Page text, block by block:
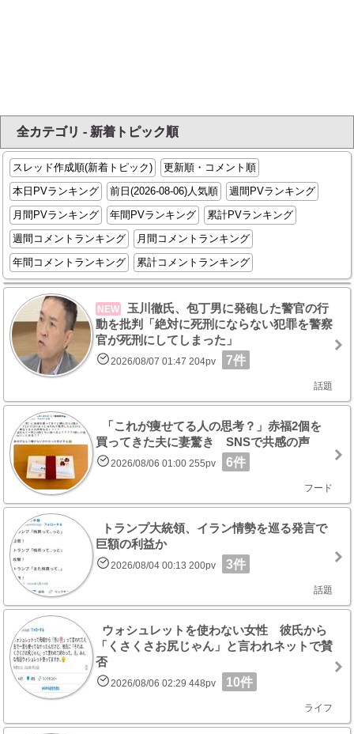
全カテゴリ - 新着トピック順
スレッド作成順(新着トピック)
更新順・コメント順
本日PVランキング
前日(2026-08-06)人気順
週間PVランキング
月間PVランキング
年間PVランキング
累計PVランキング
週間コメントランキング
月間コメントランキング
年間コメントランキング
累計コメントランキング
NEW
玉川徹氏、包丁男に発砲した警官の行
動を批判「絶対に死刑にならない犯罪を警察
官が死刑にしてしまった」
2026/08/07 01:47 204pv 7件
話題
「これが痩せてる人の思考？」赤福2個を
買ってきた夫に妻驚き SNSで共感の声
2026/08/06 01:00 255pv 6件
フード
トランプ大統領、イラン情勢を巡る発言で
巨額の利益か
2026/08/04 00:13 200pv 3件
話題
ウォシュレットを使わない女性 彼氏から
「くさくさお尻じゃん」と言われネットで賛
否
2026/08/06 02:29 448pv 10件
ライフ